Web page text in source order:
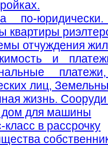
по-
квартиры
отчуждения
и
лиц,
жизнь.
дом для машины
класс в рассрочку